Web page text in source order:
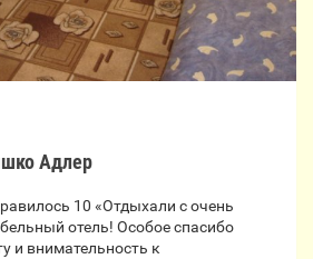
Адлер
10 «Отдыхали с очень
отель! Особое спасибо
и внимательность к